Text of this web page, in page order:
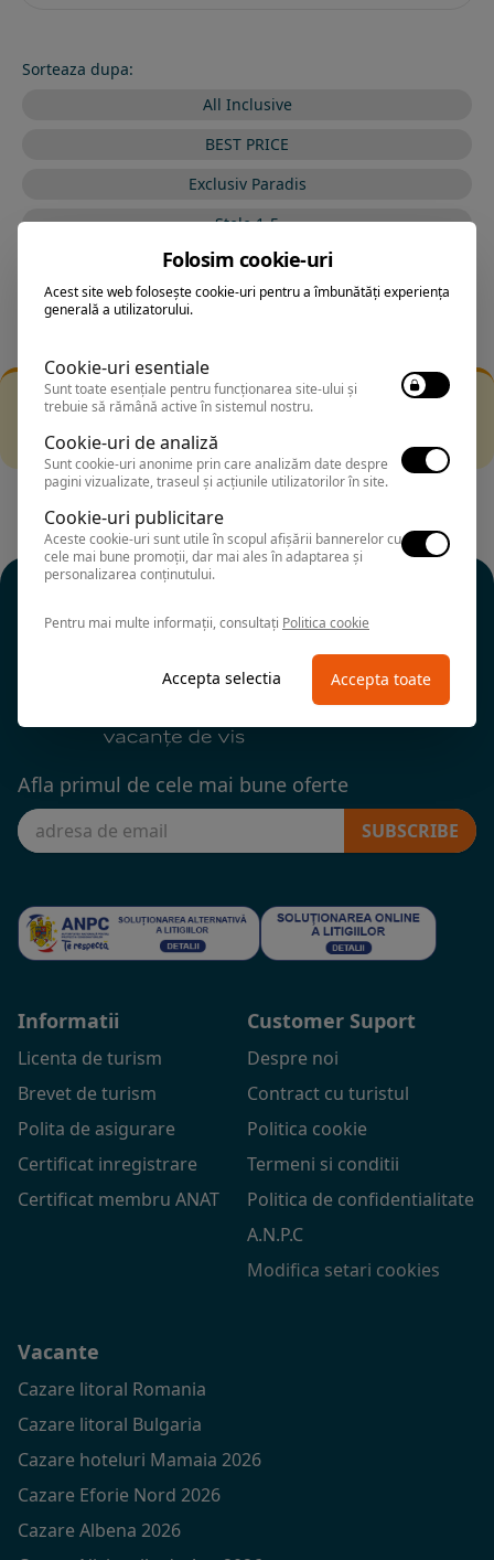
Sorteaza dupa:
All Inclusive
BEST PRICE
Exclusiv Paradis
Stele 1-5
Stele 5-1
Filtrarea nu a returnat niciun rezultat
alte fitre.
Afla primul de cele mai bune oferte
SUBSCRIBE
Informatii
Licenta de turism
Brevet de turism
Polita de asigurare
Certificat inregistrare
Certificat membru ANAT
Customer Suport
Despre noi
Contract cu turistul
Politica cookie
Termeni si conditii
Politica de confidentialitate
A.N.P.C
Modifica setari cookies
Vacante
Cazare litoral Romania
Cazare litoral Bulgaria
Cazare hoteluri Mamaia 2026
Cazare Eforie Nord 2026
Cazare Albena 2026
Folosim cookie-uri
Acest site web folosește cookie-uri pentru a îmbunătăți experiența
generală a utilizatorului.
Cookie-uri esentiale
Sunt toate esențiale pentru funcționarea site-ului și
trebuie să rămână active în sistemul nostru.
Cookie-uri de analiză
Sunt cookie-uri anonime prin care analizăm date despre
pagini vizualizate, traseul și acțiunile utilizatorilor în site.
Cookie-uri publicitare
Aceste cookie-uri sunt utile în scopul afișării bannerelor cu
cele mai bune promoții, dar mai ales în adaptarea și
personalizarea conținutului.
Pentru mai multe informații, consultați Politica cookie
Accepta selectia Accepta toate